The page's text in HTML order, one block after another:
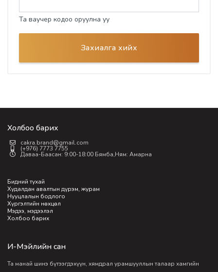
боломжтой
Та ваучер кодоо оруулна уу
Захиалга хийх
Холбоо барих
cakra.brand@gmail.com
(+976) 7773 7755
Даваа-Баасан: 9:00-18:00 Бямба,Ням: Амарна
Бидний тухай
Худалдан авалтын дүрэм, журам
Нууцлалын бодлого
Хүргэлтийн нөхцөл
Мэдээ, мэдээлэл
Холбоо барих
И-Мэйлийн сан
Та манай шинэ бүтээгдэхүүн, хямдрал урамшууллын талаар хамгийн